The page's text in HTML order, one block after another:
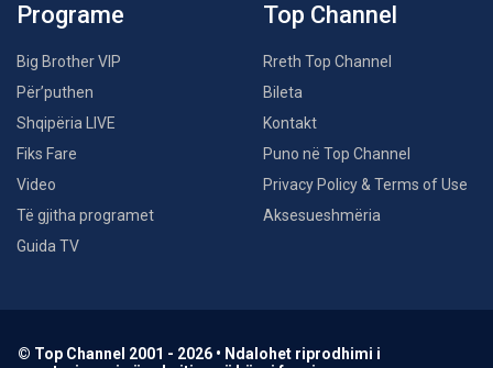
Programe
Big Brother VIP
Për’puthen
Shqipëria LIVE
Fiks Fare
Video
Të gjitha programet
Guida TV
Top Channel
Rreth Top Channel
Bileta
Kontakt
Puno në Top Channel
Privacy Policy & Terms of Use
Aksesueshmëria
© Top Channel 2001 - 2026 • Ndalohet riprodhimi i